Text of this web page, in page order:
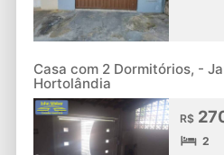
Casa com 2 Dormitórios, -
Hortolândia
R$
2